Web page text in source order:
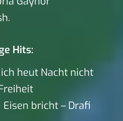
Hits:
heut Nacht nicht
bricht – Drafi